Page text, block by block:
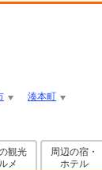
湊本町
観光
メ
周辺の宿・
ホテル